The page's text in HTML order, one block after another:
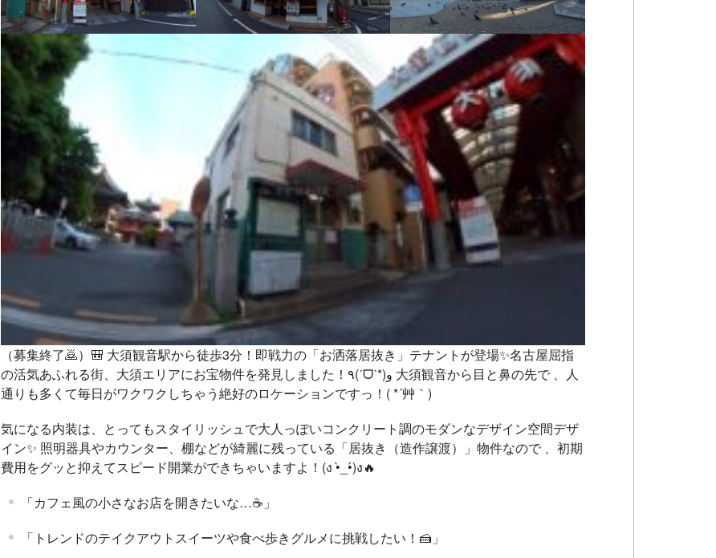
（募集終了🙇）🎒 大須観音駅から徒歩3分！即戦力の「お洒落居抜き」テナントが登場✨名古屋屈指
大須観音から目と鼻の先で 、人
通りも多くて毎日がワクワクしちゃう絶好のロケーションですっ！( *´艸｀)
気になる内装は、とってもスタイリッシュで大人っぽいコンクリート調のモダンなデザイン空間デザ
イン✨ 照明器具やカウンター、棚などが綺麗に残っている「居抜き（造作譲渡）」物件なので 、初期
費用をグッと抑えてスピード開業ができちゃいますよ！(ง •̀_•́)ง🔥
「カフェ風の小さなお店を開きたいな…☕️」
「トレンドのテイクアウトスイーツや食べ歩きグルメに挑戦したい！🍰」